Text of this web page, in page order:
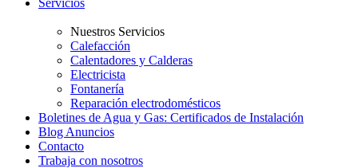
Servicios
Nuestros Servicios
Calefacción
Calentadores y Calderas
Electricista
Fontanería
Reparación electrodomésticos
Boletines de Agua y Gas: Certificados de Instalación
Blog Anuncios
Contacto
Trabaja con nosotros